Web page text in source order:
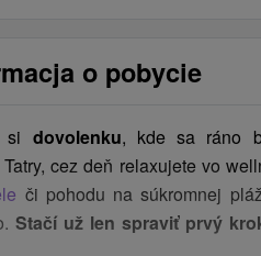
o pobycie
si dovolenku, kde sa ráno
cez deň relaxujete vo
či pohodu na súkromnej
Stačí už len spraviť prvý